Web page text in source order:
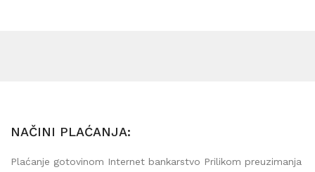
NAČINI PLAĆANJA:
Plaćanje gotovinom Internet bankarstvo Prilikom preuzimanja